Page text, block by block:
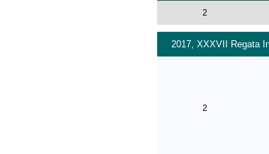
2
2017, XXXVII Regata
2